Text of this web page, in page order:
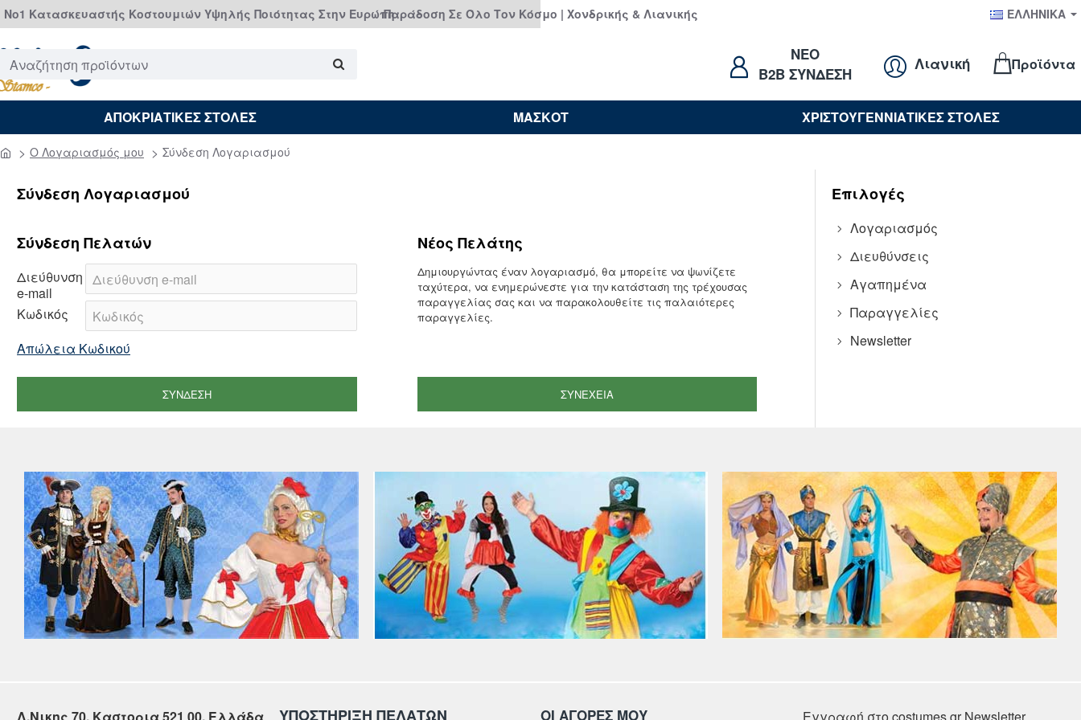
Νο1 Κατασκευαστής Κοστουμιών Υψηλής Ποιότητας Στην ΕυρώπηΠαράδοση Σε Όλο Τον Κόσμο | Χονδρικής & Λιανικής ΕΛΛΗΝΙΚΆ
Αναζήτηση
προϊόντων
NEO
B2B ΣΥΝΔΕΣΗ
Λιανική Προϊόντα
ΑΠΟΚΡΙΑΤΙΚΕΣ ΣΤΟΛΕΣ ΜΑΣΚΟΤ ΧΡΙΣΤΟΥΓΕΝΝΙΑΤΙΚΕΣ ΣΤΟΛΕΣ
O Λογαριασμός μου Σύνδεση Λογαριασμού
Σύνδεση Λογαριασμού
Νέος Πελάτης
Δημιουργώντας έναν λογαριασμό, θα μπορείτε να ψωνίζετε
ταχύτερα, να ενημερώνεστε για την κατάσταση της τρέχουσας
παραγγελίας σας και να παρακολουθείτε τις παλαιότερες
παραγγελίες.
ΣΥΝΈΧΕΙΑ
Σύνδεση Πελατών
Διεύθυνση
e-mail
Κωδικός
Απώλεια Κωδικού
ΣΎΝΔΕΣΗ
Επιλογές
Λογαριασμός
Διευθύνσεις
Αγαπημένα
Παραγγελίες
Newsletter
ΥΠΟΣΤΗΡΙΞΗ ΠΕΛΑΤΩΝ ΟΙ ΑΓΟΡΕΣ ΜΟΥ